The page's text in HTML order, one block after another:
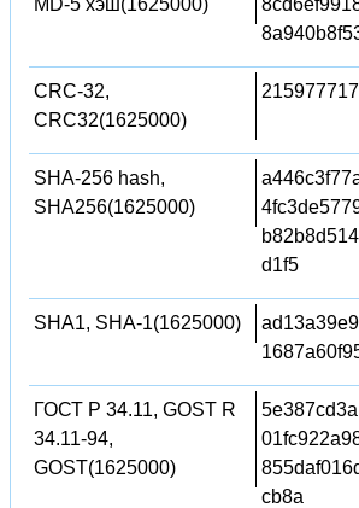
CRC-32,
CRC32(1625000)
SHA-256 hash,
SHA256(1625000)
d1f5
SHA1, SHA-1(1625000)
ГОСТ Р 34.11, GOST R
34.11-94,
GOST(1625000)
cb8a